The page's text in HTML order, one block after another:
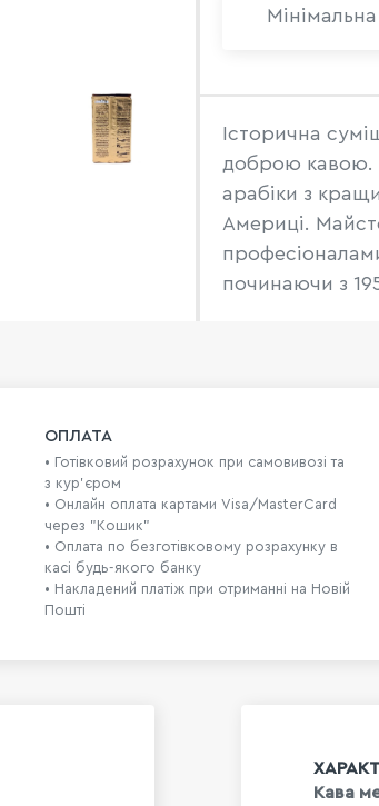
Історична
доброю кавою.
арабіки з
Америці.
починаючи з
ОПЛАТА
• Готівковий розрахунок при самовивозі та
з кур’єром
• Онлайн оплата картами Visa/MasterCard
через "Кошик"
• Оплата по безготівковому розрахунку в
касі будь-якого банку
• Накладений платіж при отриманні на Новій
Пошті
Кава